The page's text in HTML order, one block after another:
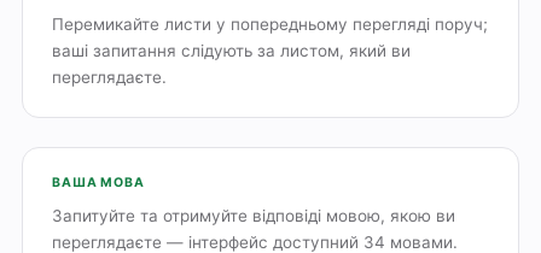
Перемикайте листи у попередньому перегляді поруч;
ваші запитання слідують за листом, який ви
переглядаєте.
ВАША МОВА
Запитуйте та отримуйте відповіді мовою, якою ви
переглядаєте — інтерфейс доступний 34 мовами.